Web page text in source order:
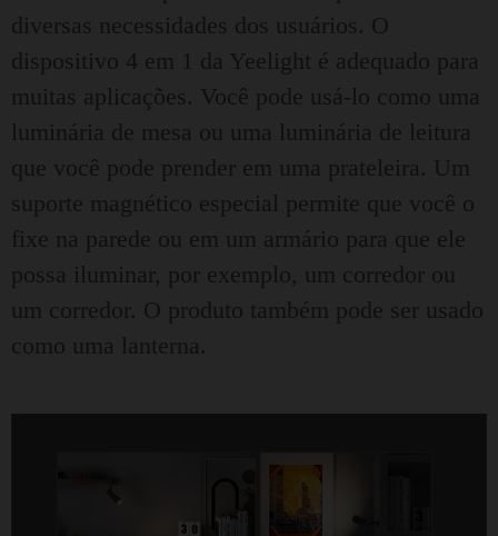
diversas necessidades dos usuários. O
dispositivo 4 em 1 da Yeelight é adequado para
muitas aplicações. Você pode usá-lo como uma
luminária de mesa ou uma luminária de leitura
que você pode prender em uma prateleira. Um
suporte magnético especial permite que você o
fixe na parede ou em um armário para que ele
possa iluminar, por exemplo, um corredor ou
um corredor. O produto também pode ser usado
como uma lanterna.